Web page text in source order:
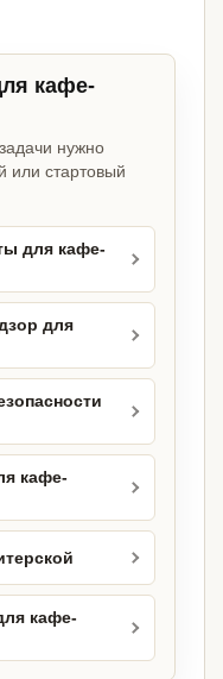
кафе-
нужно
или стартовый
для кафе-
для
кафе-
кафе-